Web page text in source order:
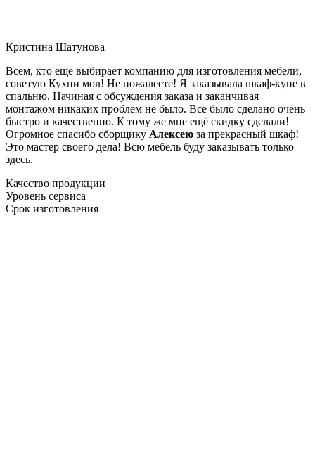
Кристина Шатунова
Всем, кто еще выбирает компанию для изготовления мебели,
советую Кухни мол! Не пожалеете! Я заказывала шкаф-купе в
спальню. Начиная с обсуждения заказа и заканчивая
монтажом никаких проблем не было. Все было сделано очень
быстро и качественно. К тому же мне ещё скидку сделали!
Огромное спасибо сборщику Алексею за прекрасный шкаф!
Это мастер своего дела! Всю мебель буду заказывать только
здесь.
Качество продукции
Уровень сервиса
Срок изготовления